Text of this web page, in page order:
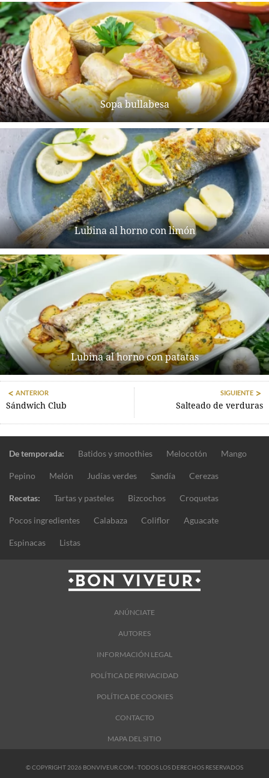
Sopa bullabesa
Lubina al horno con limón
Lubina al horno con patatas
ANTERIOR
Sándwich Club
SIGUIENTE
Salteado de verduras
De temporada: Batidos y smoothies Melocotón Mango
Pepino Melón Judías verdes Sandía Cerezas
Recetas: Tartas y pasteles Bizcochos Croquetas
Pocos ingredientes Calabaza Coliflor Aguacate
Espinacas Listas
ANÚNCIATE
AUTORES
INFORMACIÓN LEGAL
POLÍTICA DE PRIVACIDAD
POLÍTICA DE COOKIES
CONTACTO
MAPA DEL SITIO
© COPYRIGHT 2026 BONVIVEUR.COM - TODOS LOS DERECHOS RESERVADOS